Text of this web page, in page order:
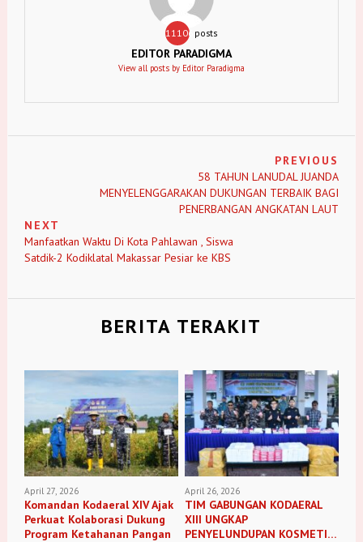
11106 posts
EDITOR PARADIGMA
View all posts by Editor Paradigma
PREVIOUS
58 TAHUN LANUDAL JUANDA
MENYELENGGARAKAN DUKUNGAN TERBAIK BAGI
PENERBANGAN ANGKATAN LAUT
NEXT
Manfaatkan Waktu Di Kota Pahlawan , Siswa
Satdik-2 Kodiklatal Makassar Pesiar ke KBS
BERITA TERAKIT
April 27, 2026
Komandan Kodaeral XIV Ajak
Perkuat Kolaborasi Dukung
Program Ketahanan Pangan
April 26, 2026
TIM GABUNGAN KODAERAL
XIII UNGKAP
PENYELUNDUPAN KOSMETIK